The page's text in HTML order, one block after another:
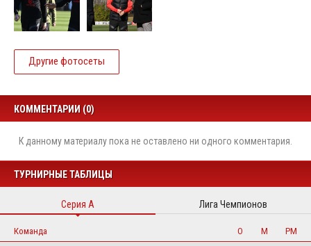
Другие фотосеты
КОММЕНТАРИИ (0)
К данному материалу пока не оставлено ни одного комментария.
ТУРНИРНЫЕ ТАБЛИЦЫ
Серия А Лига Чемпионов
Команда О М
РМ